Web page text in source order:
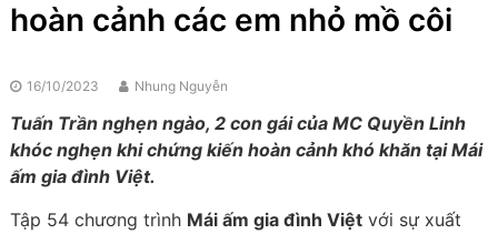
hoàn cảnh các em nhỏ mồ côi
16/10/2023 Nhung Nguyễn
Tuấn Trần nghẹn ngào, 2 con gái của MC Quyền Linh
khóc nghẹn khi chứng kiến hoàn cảnh khó khăn tại Mái
ấm gia đình Việt.
Tập 54 chương trình Mái ấm gia đình Việtvới sự xuất